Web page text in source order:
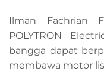
Ilman Fachrian
POLYTRON
bangga dapat
membawa motor